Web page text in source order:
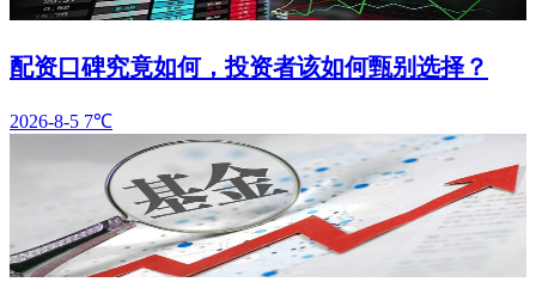
配资口碑究竟如何，投资者该如何甄别选择？
2026-8-5 7℃